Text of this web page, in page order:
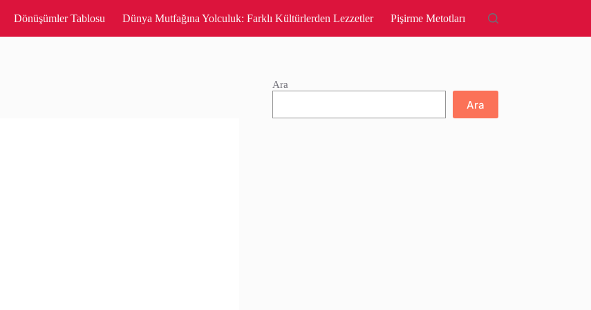
Dönüşümler Tablosu Dünya Mutfağına Yolculuk: Farklı Kültürlerden Lezzetler Pişirme Metotları
Ara
Ara